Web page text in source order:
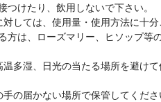
つけたり、飲用しないで下さい。
しては、使用量・使用方法に十
方は、ローズマリー、ヒソップ等
多湿、日光の当たる場所を避けて
の届かない場所で保管してくださ